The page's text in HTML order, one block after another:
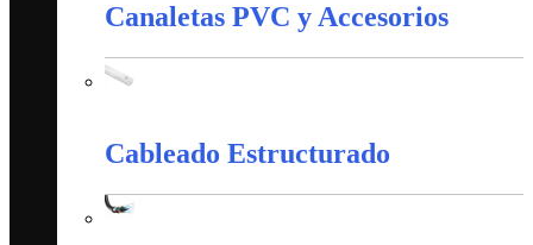
Canaletas PVC y Accesorios
Cableado Estructurado